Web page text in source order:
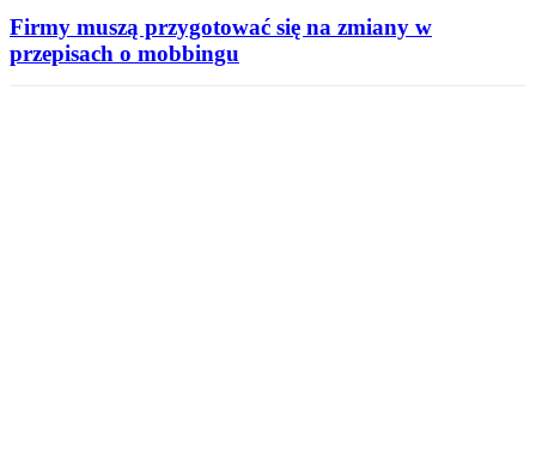
Firmy muszą przygotować się na zmiany w
przepisach o mobbingu